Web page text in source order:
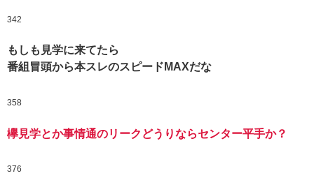
342
もしも見学に来てたら
番組冒頭から本スレのスピードMAXだな
358
欅見学とか事情通のリークどうりならセンター平手か？
376